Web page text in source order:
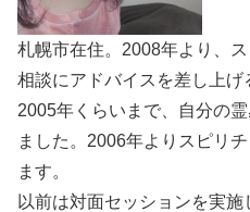
札幌市在住。2008年より、
相談にアドバイスを差し上げ
2005年くらいまで、自分の
ました。2006年よりスピリ
ます。
以前は対面セッションを実